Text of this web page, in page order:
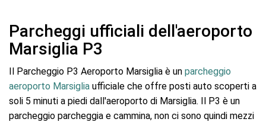
Parcheggi ufficiali dell'aeroporto
Marsiglia P3
Il Parcheggio P3 Aeroporto Marsiglia è un parcheggio
aeroporto Marsiglia ufficiale che offre posti auto scoperti a
soli 5 minuti a piedi dall'aeroporto di Marsiglia. Il P3 è un
parcheggio parcheggia e cammina, non ci sono quindi mezzi